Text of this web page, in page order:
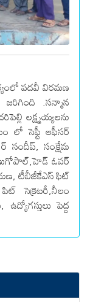
పదవీ విరమణ
.సన్మాన
లక్ష్మయ్యలను
లో సెఫ్టీ ఆఫీసర్
సందీప్, సంక్షేమ
ఓవర్
టీబీజీకేఎస్ ఫిట్
సెక్రెటరీ,నీలం
పెద్ద